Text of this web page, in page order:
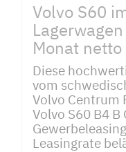
Volvo S60
Monat netto
Diese
vom
Volvo Centrum
Volvo S60 B4
Leasingrate